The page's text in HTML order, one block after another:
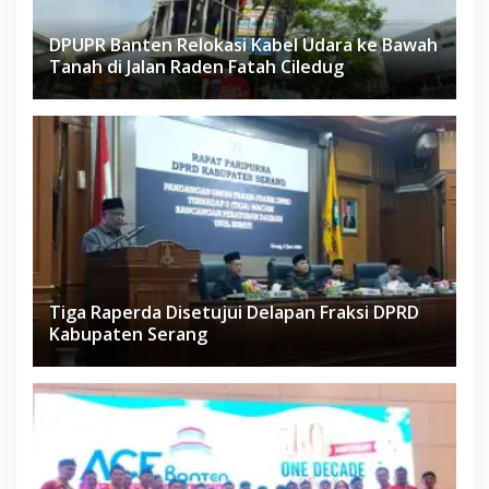
DPUPR Banten Relokasi Kabel Udara ke Bawah
Tanah di Jalan Raden Fatah Ciledug
Tiga Raperda Disetujui Delapan Fraksi DPRD
Kabupaten Serang